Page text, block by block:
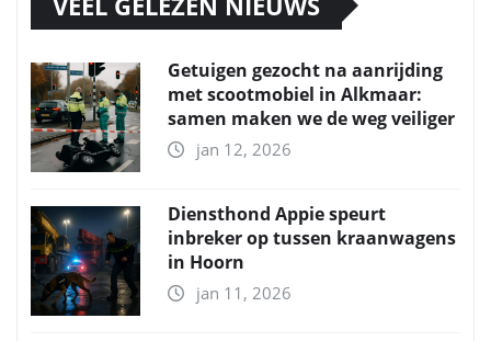
Getuigen gezocht na aanrijding
met scootmobiel in Alkmaar:
samen maken we de weg veiliger
jan 12, 2026
Diensthond Appie speurt
inbreker op tussen kraanwagens
in Hoorn
jan 11, 2026